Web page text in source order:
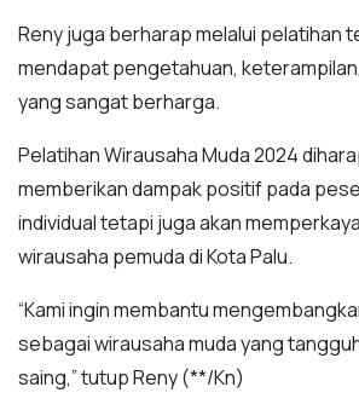
Reny juga berharap melalui pelatihan
mendapat pengetahuan,
yang sangat berharga.
Pelatihan Wirausaha Muda 2024
memberikan dampak positif pada
individual tetapi juga akan
wirausaha pemuda di Kota Palu.
“Kami ingin membantu
sebagai wirausaha muda yang
saing,” tutup Reny (**/Kn)